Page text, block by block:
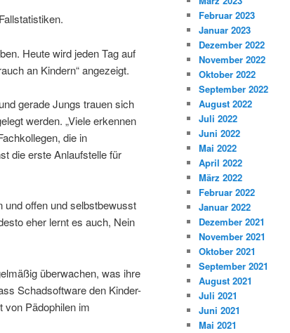
Heute wird jeden Tag auf
an Kindern“ angezeigt.
gerade Jungs trauen sich
werden. „Viele erkennen
die in
die erste Anlaufstelle für
offen und selbstbewusst
eher lernt es auch, Nein
überwachen, was ihre
Schadsoftware den Kinder-
von Pädophilen im
Februar 2023
Januar 2023
Dezember 2022
November 2022
Oktober 2022
September 2022
August 2022
Juli 2022
Juni 2022
Mai 2022
April 2022
März 2022
Februar 2022
Januar 2022
Dezember 2021
November 2021
Oktober 2021
September 2021
August 2021
Juli 2021
Juni 2021
Mai 2021